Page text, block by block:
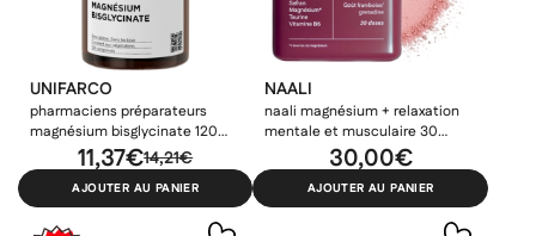
UNIFARCO
pharmaciens préparateurs
magnésium bisglycinate 120
comprimés
14,21€
11,37€
AJOUTER AU PANIER
NAALI
naali magnésium + relaxation
mentale et musculaire 30
30,00€
AJOUTER AU PANIER
Créer une nouvelle liste
((cancelText)) ((modalDeleteText))
Annuler Créer une liste d'envies
Annuler